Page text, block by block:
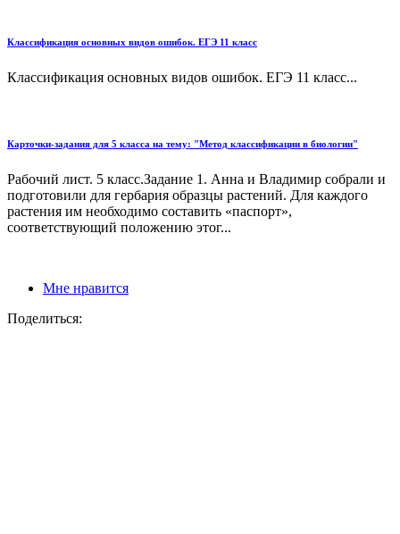
Классификация основных видов ошибок. ЕГЭ 11 класс
Классификация основных видов ошибок. ЕГЭ 11 класс...
Карточки-задания для 5 класса на тему: "Метод классификации в биологии"
Рабочий лист. 5 класс.Задание 1. Анна и Владимир собрали и
подготовили для гербария образцы растений. Для каждого
растения им необходимо составить «паспорт»,
соответствующий положению этог...
Мне нравится
Поделиться: